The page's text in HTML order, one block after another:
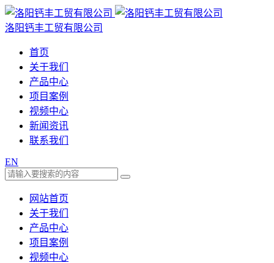
洛阳钙丰工贸有限公司
首页
关于我们
产品中心
项目案例
视频中心
新闻资讯
联系我们
EN
网站首页
关于我们
产品中心
项目案例
视频中心